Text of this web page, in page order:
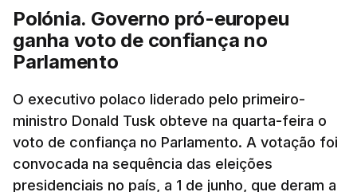
Polónia. Governo pró-europeu
ganha voto de confiança no
Parlamento
O executivo polaco liderado pelo primeiro-
ministro Donald Tusk obteve na quarta-feira o
voto de confiança no Parlamento. A votação foi
convocada na sequência das eleições
presidenciais no país, a 1 de junho, que deram a